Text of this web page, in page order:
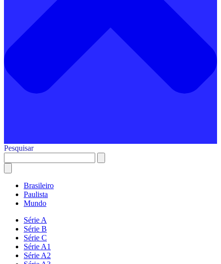
Pesquisar
Brasileiro
Paulista
Mundo
Série A
Série B
Série C
Série A1
Série A2